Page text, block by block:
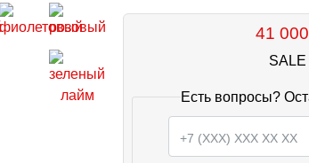
41
SALE
Есть вопросы?